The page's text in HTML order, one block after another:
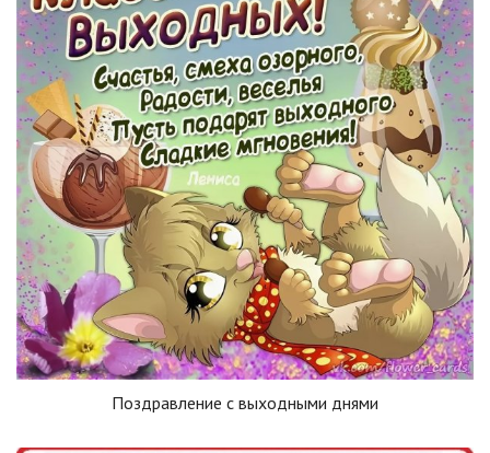
Поздравление с выходными днями